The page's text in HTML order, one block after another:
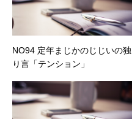
NO94 定年まじかのじじいの独
り言「テンション」